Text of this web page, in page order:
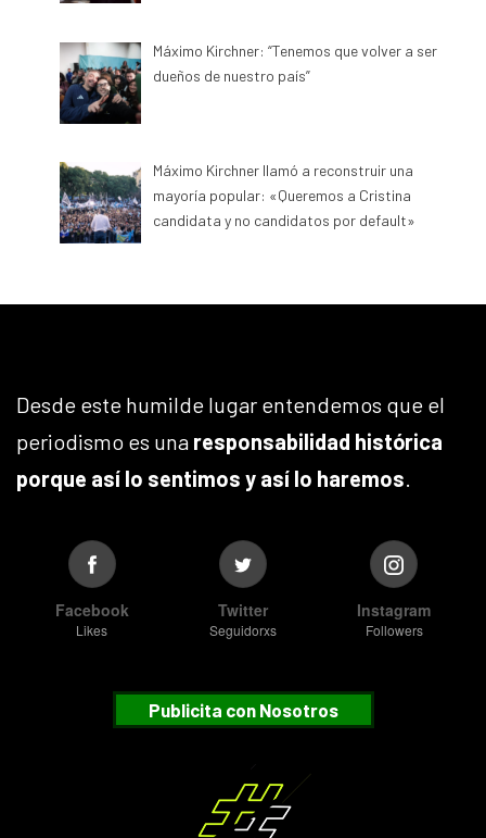
Máximo Kirchner: “Tenemos que volver a ser
dueños de nuestro país”
Máximo Kirchner llamó a reconstruir una
mayoría popular: «Queremos a Cristina
candidata y no candidatos por default»
Desde este humilde lugar entendemos que el
periodismo es una responsabilidad histórica
porque así lo sentimos y así lo haremos.
Facebook
Likes
Twitter
Seguidorxs
Instagram
Followers
Publicita con Nosotros